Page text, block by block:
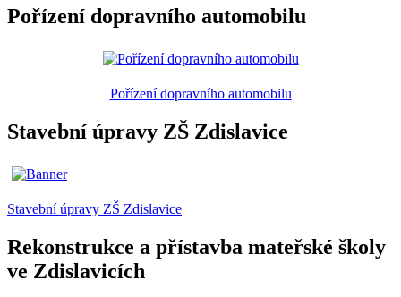
Pořízení dopravního automobilu
Pořízení dopravního automobilu
Stavební úpravy ZŠ Zdislavice
Stavební úpravy ZŠ Zdislavice
Rekonstrukce a přístavba mateřské školy
ve Zdislavicích